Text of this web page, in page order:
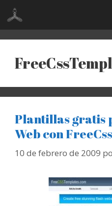
Saltar
contenido
Plantillas gratis
Web con
10 de febrero de 2009